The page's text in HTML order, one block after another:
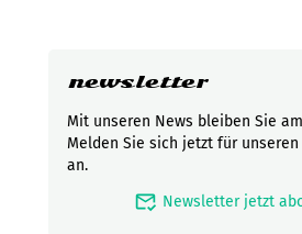
newsletter
Mit unseren News bleiben Sie
Melden Sie sich jetzt für
an.
mark_email_read Newsletter jetzt